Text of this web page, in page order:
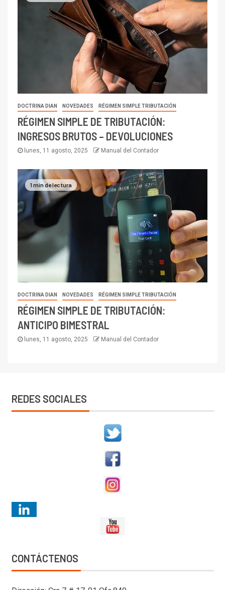
DOCTRINA DIAN NOVEDADES RÉGIMEN SIMPLE TRIBUTACIÓN
RÉGIMEN SIMPLE DE TRIBUTACIÓN:
INGRESOS BRUTOS – DEVOLUCIONES
lunes, 11 agosto, 2025 Manual del Contador
1 min de lectura
DOCTRINA DIAN NOVEDADES RÉGIMEN SIMPLE TRIBUTACIÓN
RÉGIMEN SIMPLE DE TRIBUTACIÓN:
ANTICIPO BIMESTRAL
lunes, 11 agosto, 2025 Manual del Contador
REDES SOCIALES
CONTÁCTENOS